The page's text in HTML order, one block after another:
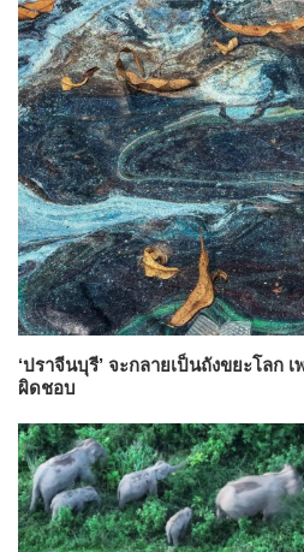
‘ปราจีนบุรี’ จะกลายเป็นถังขยะโลก
ผิดชอบ